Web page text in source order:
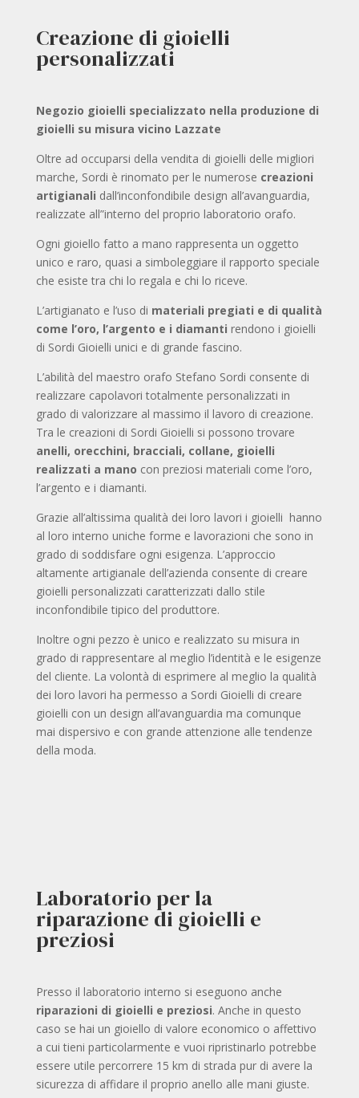
Creazione di gioielli
personalizzati
Negozio gioielli specializzato nella produzione di
gioielli su misura vicino Lazzate
Oltre ad occuparsi della vendita di gioielli delle migliori
marche, Sordi è rinomato per le numerose creazioni
artigianali dall’inconfondibile design all’avanguardia,
realizzate all”interno del proprio laboratorio orafo.
Ogni gioiello fatto a mano rappresenta un oggetto
unico e raro, quasi a simboleggiare il rapporto speciale
che esiste tra chi lo regala e chi lo riceve.
L’artigianato e l’uso di materiali pregiati e di qualità
come l’oro, l’argento e i diamanti rendono i gioielli
di Sordi Gioielli unici e di grande fascino.
L’abilità del maestro orafo Stefano Sordi consente di
realizzare capolavori totalmente personalizzati in
grado di valorizzare al massimo il lavoro di creazione.
Tra le creazioni di Sordi Gioielli si possono trovare
anelli, orecchini, bracciali, collane, gioielli
realizzati a mano con preziosi materiali come l’oro,
l’argento e i diamanti.
Grazie all’altissima qualità dei loro lavori i gioielli hanno
al loro interno uniche forme e lavorazioni che sono in
grado di soddisfare ogni esigenza. L’approccio
altamente artigianale dell’azienda consente di creare
gioielli personalizzati caratterizzati dallo stile
inconfondibile tipico del produttore.
Inoltre ogni pezzo è unico e realizzato su misura in
grado di rappresentare al meglio l’identità e le esigenze
del cliente. La volontà di esprimere al meglio la qualità
dei loro lavori ha permesso a Sordi Gioielli di creare
gioielli con un design all’avanguardia ma comunque
mai dispersivo e con grande attenzione alle tendenze
della moda.
Laboratorio per la
riparazione di gioielli e
preziosi
Presso il laboratorio interno si eseguono anche
riparazioni di gioielli e preziosi. Anche in questo
caso se hai un gioiello di valore economico o affettivo
a cui tieni particolarmente e vuoi ripristinarlo potrebbe
essere utile percorrere 15 km di strada pur di avere la
sicurezza di affidare il proprio anello alle mani giuste.